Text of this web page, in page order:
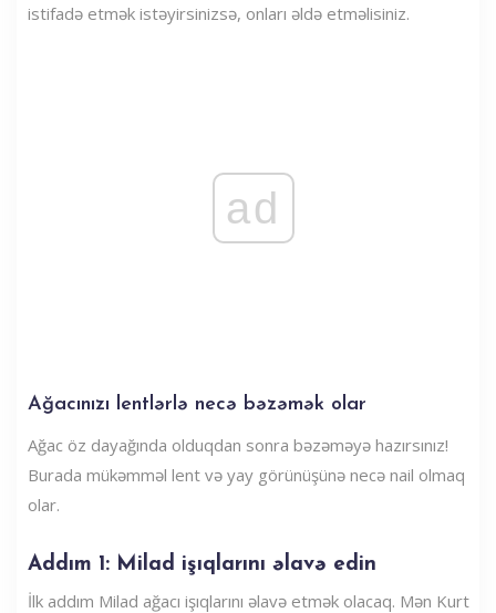
istifadə etmək istəyirsinizsə, onları əldə etməlisiniz.
ad
Ağacınızı lentlərlə necə bəzəmək olar
Ağac öz dayağında olduqdan sonra bəzəməyə hazırsınız!
Burada mükəmməl lent və yay görünüşünə necə nail olmaq
olar.
Addım 1: Milad işıqlarını əlavə edin
İlk addım Milad ağacı işıqlarını əlavə etmək olacaq. Mən Kurt